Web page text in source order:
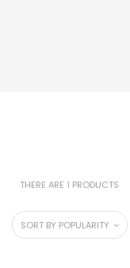
THERE ARE 1 PRODUCTS
SORT BY POPULARITY